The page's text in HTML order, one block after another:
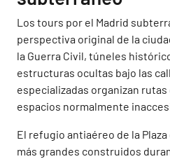
Los tours por el Madrid
perspectiva original de la
la Guerra Civil, túneles
estructuras ocultas bajo las
especializadas organizan
espacios normalmente
El refugio antiaéreo de la
más grandes construidos